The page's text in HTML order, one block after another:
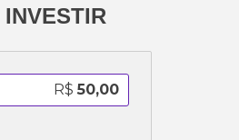
INVESTIR
R$ 50,00